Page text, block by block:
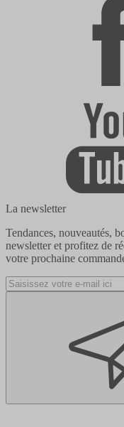
La newsletter
Tendances, nouveautés,
newsletter et profitez de
votre prochaine